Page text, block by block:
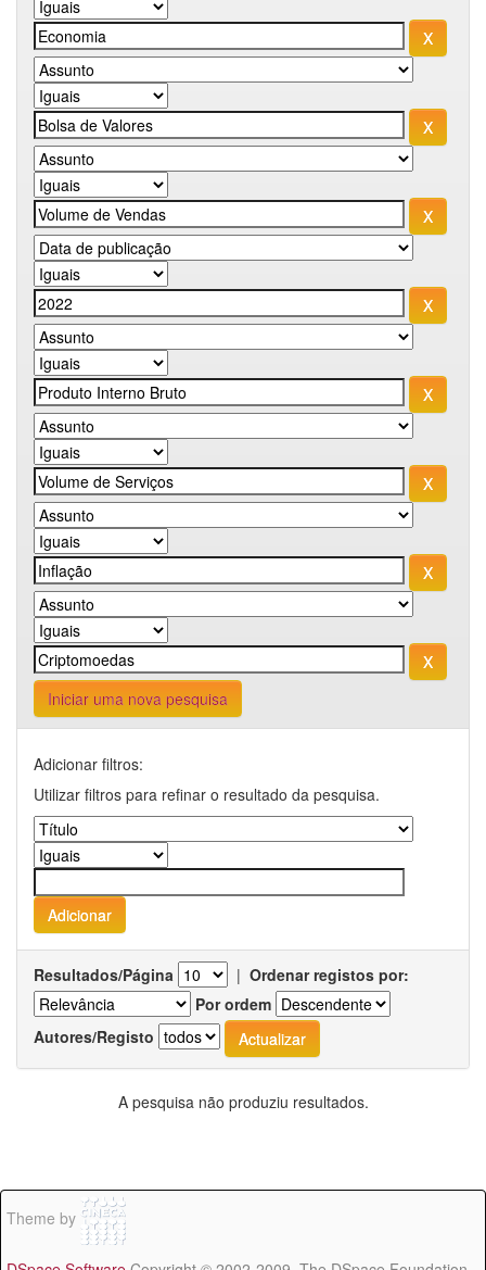
Iniciar uma nova pesquisa
Adicionar filtros:
Utilizar filtros para refinar o resultado da pesquisa.
Resultados/Página | Ordenar registos por:
Por ordem
Autores/Registo
A pesquisa não produziu resultados.
Theme by